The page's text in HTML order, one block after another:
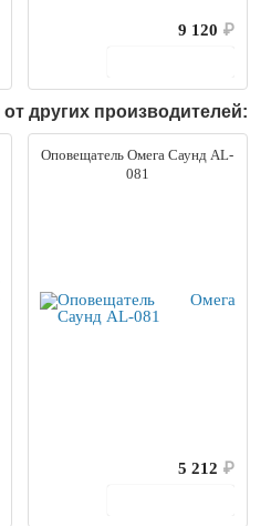
9 120 ₽
других производителей:
Оповещатель Омега Саунд AL-
081
5 212 ₽